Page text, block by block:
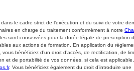
le cadre strict de l’exécution et du suivi de votre
en charge du traitement conformément à notre
sont conservées pour la durée légale de prescription
aux actions de formation. En application du
bénéficiez d’un droit d’accès, de rectification, de
et de portabilité de vos données, si cela est
. Vous bénéficiez également du droit d’introduire une